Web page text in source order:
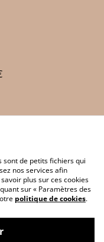
Terms
Policy
sont de petits fichiers qui
nos services afin
plus sur ces cookies
sur « Paramètres des
politique de cookies.